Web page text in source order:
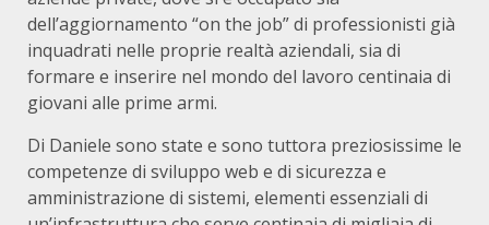
dell’aggiornamento “on the job” di professionisti già
inquadrati nelle proprie realtà aziendali, sia di
formare e inserire nel mondo del lavoro centinaia di
giovani alle prime armi.
Di Daniele sono state e sono tuttora preziosissime le
competenze di sviluppo web e di sicurezza e
amministrazione di sistemi, elementi essenziali di